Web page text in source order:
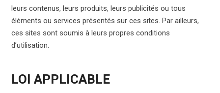
leurs contenus, leurs produits, leurs publicités ou tous
éléments ou services présentés sur ces sites. Par ailleurs,
ces sites sont soumis à leurs propres conditions
d’utilisation.
LOI APPLICABLE